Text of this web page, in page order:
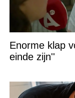
Enorme klap
einde zijn''